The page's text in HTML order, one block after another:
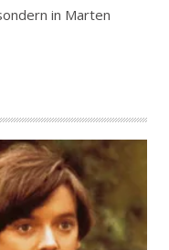
in Marten